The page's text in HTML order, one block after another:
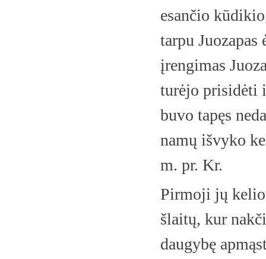
esančio
tarpu
įrengimas
turėjo prisidėti
buvo tapęs
namų išvyko
m. pr. Kr.
Pirmoji jų
šlaitų, kur
daugybę